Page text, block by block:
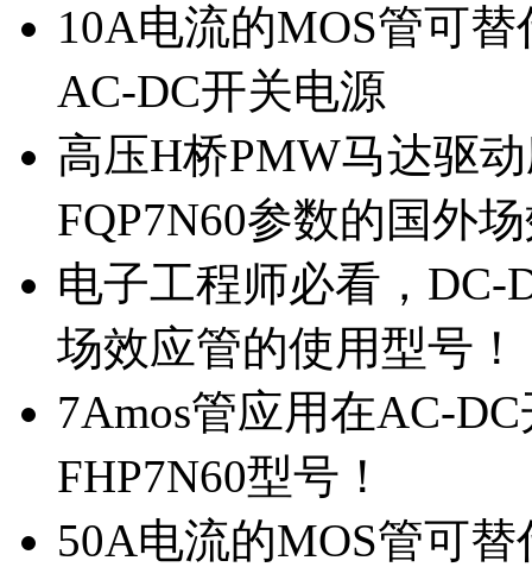
10A电流的MOS管可
AC-DC开关电源
高压H桥PMW马达驱
FQP7N60参数的国外
电子工程师必看，DC-
场效应管的使用型号！
7Amos管应用在AC-
FHP7N60型号！
50A电流的MOS管可